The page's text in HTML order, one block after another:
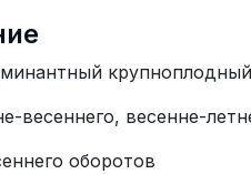
крупноплодный
весеннего, весенне-
оборотов